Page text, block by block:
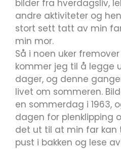
bilder fra hverdagsliv,
andre aktiviteter og
stort sett tatt av min
min mor.
Så i noen uker
kommer jeg til å legge
dager, og denne
livet om sommeren.
en sommerdag i 1963,
dagen for plenklipping
det ut til at min far kan
pust i bakken og lese